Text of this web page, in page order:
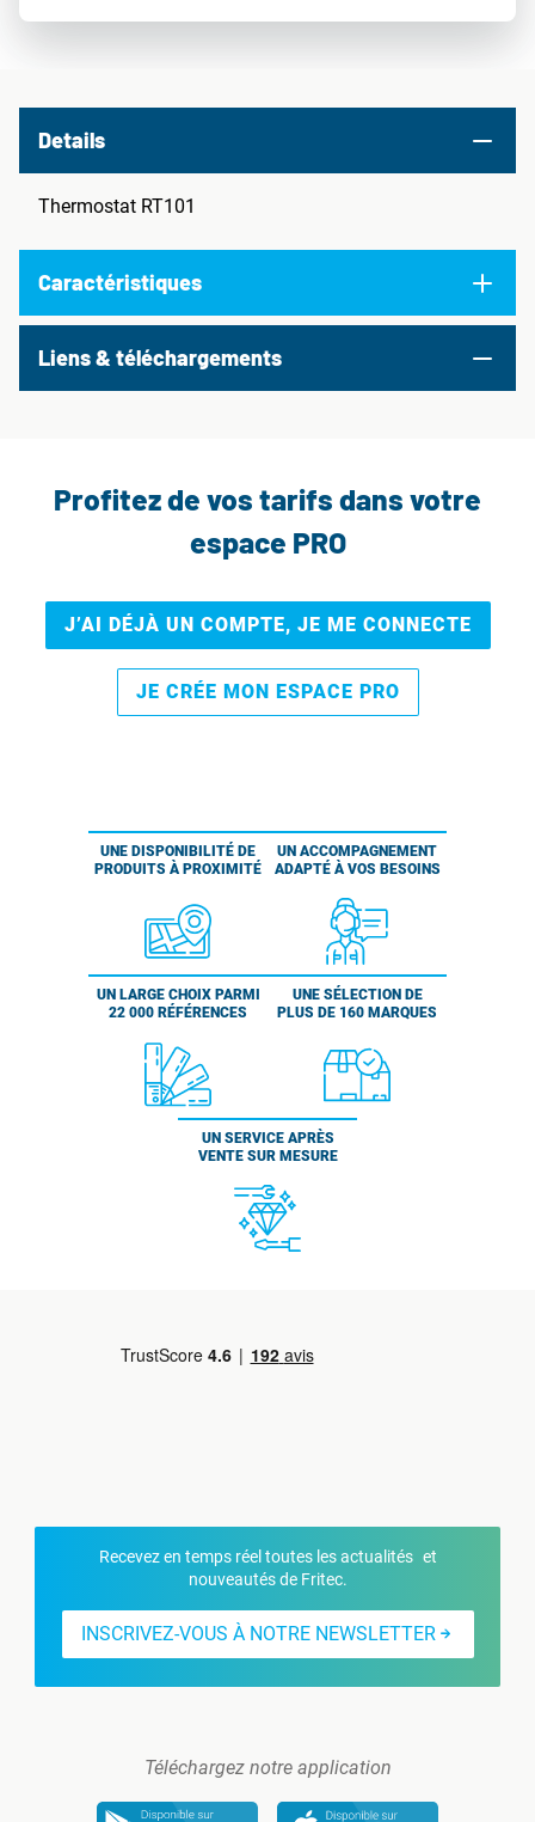
Details
Thermostat RT101
Caractéristiques
Liens & téléchargements
Profitez de vos tarifs dans votre
espace PRO
J’AI DÉJÀ UN COMPTE, JE ME CONNECTE
JE CRÉE MON ESPACE PRO
UNE DISPONIBILITÉ DE
PRODUITS À PROXIMITÉ
UN ACCOMPAGNEMENT
ADAPTÉ À VOS BESOINS
UN LARGE CHOIX PARMI
22 000 RÉFÉRENCES
UNE SÉLECTION DE
PLUS DE 160 MARQUES
UN SERVICE APRÈS
VENTE SUR MESURE
Recevez en temps réel toutes les actualités et
nouveautés de Fritec.
INSCRIVEZ-VOUS À NOTRE NEWSLETTER
Téléchargez notre application